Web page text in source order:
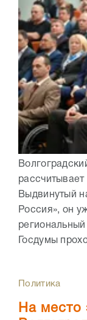
рассчитывает
Выдвинутый
Россия», он
Госдумы
Политика
На место